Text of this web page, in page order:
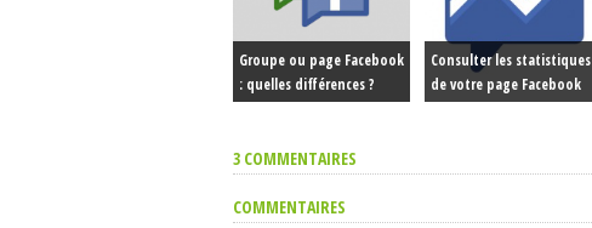
Groupe ou page Facebook
: quelles différences ?
Consulter les statistiques
de votre page Facebook
3 COMMENTAIRES
COMMENTAIRES